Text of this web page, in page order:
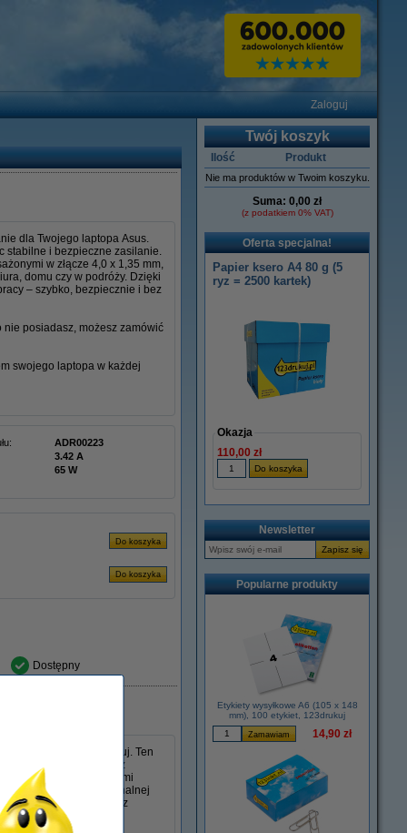
Zaloguj
dla Twojego laptopa Asus.
stabilne i bezpieczne zasilanie.
w złącze 4,0 x 1,35 mm,
domu czy w podróży. Dzięki
– szybko, bezpiecznie i bez
nie posiadasz, możesz zamówić
swojego laptopa w każdej
ADR00223
3.42 A
65 W
Dostępny
45 W w wersji 123drukuj. Ten
mm i jest kompatybilny z
sobie ze wszystkimi
jako zamiennik oryginalnej
niezawodność i wygodę z
Twój koszyk
Ilość Produkt
Nie ma produktów w Twoim koszyku.
Suma: 0,00 zł
(z podatkiem 0% VAT)
Oferta specjalna!
Papier ksero A4 80 g (5
ryz = 2500 kartek)
Okazja
110,00 zł
Newsletter
Popularne produkty
Etykiety wysyłkowe A6 (105 x 148
mm), 100 etykiet, 123drukuj
14,90 zł